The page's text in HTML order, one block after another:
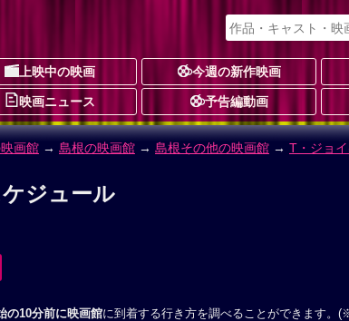
上映中の映画 今週の新作映画
映画ニュース 予告編動画
画館 → 島根の映画館 → 島根その他の映画館 → T・ジョ
ジュール
の10分前に映画館に到着する行き方を調べることができます。